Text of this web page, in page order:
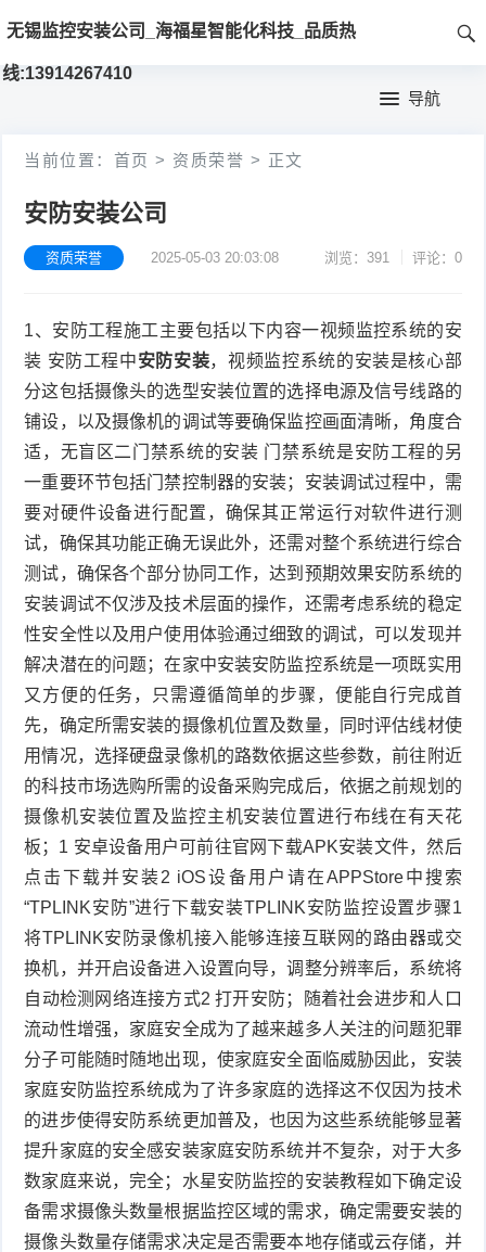
无锡监控安装公司_海福星智能化科技_品质热
线:13914267410
导航
首
页
首
当前位置： 首页 > 资质荣誉 > 正文
安防安装公司
资质荣誉 2025-05-03 20:03:08 浏览：391 评论：0
1、安防工程施工主要包括以下内容一视频监控系统的安
装 安防工程中安防安装，视频监控系统的安装是核心部
分这包括摄像头的选型安装位置的选择电源及信号线路的
铺设，以及摄像机的调试等要确保监控画面清晰，角度合
适，无盲区二门禁系统的安装 门禁系统是安防工程的另
一重要环节包括门禁控制器的安装；安装调试过程中，需
要对硬件设备进行配置，确保其正常运行对软件进行测
试，确保其功能正确无误此外，还需对整个系统进行综合
测试，确保各个部分协同工作，达到预期效果安防系统的
安装调试不仅涉及技术层面的操作，还需考虑系统的稳定
性安全性以及用户使用体验通过细致的调试，可以发现并
解决潜在的问题；在家中安装安防监控系统是一项既实用
又方便的任务，只需遵循简单的步骤，便能自行完成首
先，确定所需安装的摄像机位置及数量，同时评估线材使
用情况，选择硬盘录像机的路数依据这些参数，前往附近
的科技市场选购所需的设备采购完成后，依据之前规划的
摄像机安装位置及监控主机安装位置进行布线在有天花
板；1 安卓设备用户可前往官网下载APK安装文件，然后
点击下载并安装2 iOS设备用户请在APPStore中搜索
“TPLINK安防”进行下载安装TPLINK安防监控设置步骤1
将TPLINK安防录像机接入能够连接互联网的路由器或交
换机，并开启设备进入设置向导，调整分辨率后，系统将
自动检测网络连接方式2 打开安防；随着社会进步和人口
流动性增强，家庭安全成为了越来越多人关注的问题犯罪
分子可能随时随地出现，使家庭安全面临威胁因此，安装
家庭安防监控系统成为了许多家庭的选择这不仅因为技术
的进步使得安防系统更加普及，也因为这些系统能够显著
提升家庭的安全感安装家庭安防系统并不复杂，对于大多
数家庭来说，完全；水星安防监控的安装教程如下确定设
备需求摄像头数量根据监控区域的需求，确定需要安装的
摄像头数量存储需求决定是否需要本地存储或云存储，并